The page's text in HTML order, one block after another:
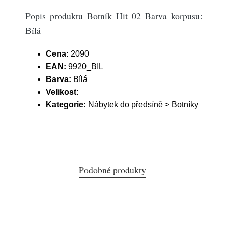
Popis produktu Botník Hit 02 Barva korpusu:
Bílá
Cena: 2090
EAN: 9920_BIL
Barva: Bílá
Velikost:
Kategorie: Nábytek do předsíně > Botníky
Podobné produkty